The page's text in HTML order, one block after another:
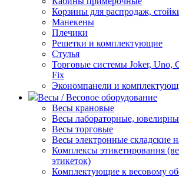
Корзины для распродаж,
Манекены
Плечики
Решетки и комплектующие
Стулья
Торговые системы Joker, Uno,
Fix
Экономпанели и
Весы / Весовое оборудование
Весы крановые
Весы лабораторные,
Весы торговые
Весы электронные складские
Комплексы этикетирования
этикеток)
Комплектующие к весовому